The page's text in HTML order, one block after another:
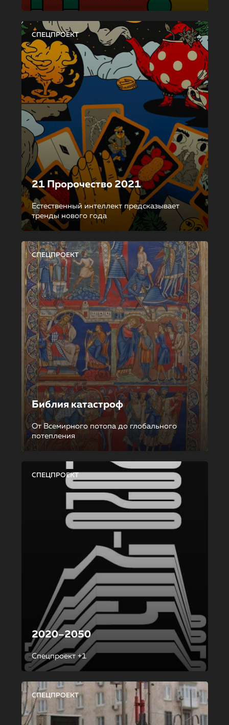
СПЕЦПРОЕКТ
21 Пророчество 2021
Естественный интеллект предсказывает
тренды нового года
СПЕЦПРОЕКТ
Библия катастроф
От Всемирного потопа до глобального
потепления
СПЕЦПРОЕКТ
2020–2050
Спецпроект +1
СПЕЦПРОЕКТ